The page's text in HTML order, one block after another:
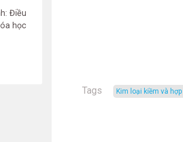
Điều
học
Tags kim loại kiềm và